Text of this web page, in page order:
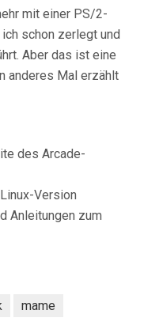
mit einer PS/2-
schon zerlegt und
Aber das ist eine
anderes Mal erzählt
des Arcade-
Version
Anleitungen zum
mame